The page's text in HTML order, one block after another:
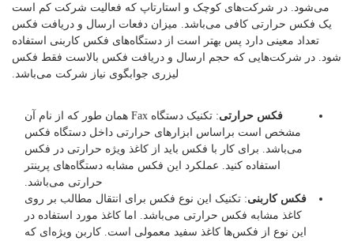
می‌شود. در شرکت‌های کوچک و استارتاپ که فعالیت شرکت کم است
یک فکس حرارتی کافی می‌باشد. میزان دفعات ارسال و دریافت فکس
تعداد معینی دارد پس بهتر است از دستگاه‌های فکس کاربنی استفاده
شود. در شرکت‌هایی که حجم ارسال و دریافت فکس بالاست فقط فکس
لیزری جوابگوی نیاز شرکت می‌باشد.
فکس حرارتی
: تکنیک دستگاه Fax همان طور که از نام آن
مشخص است براساس ابزارهای حرارتی داخل دستگاه فکس
می‌باشد. برای کار با فکس باید از کاغذ ویژه حرارتی در فکس
استفاده کنید. عملکرد این فکس مشابه دستگاه‌های پرینتر
حرارتی می‌باشد.
فکس کاربنی: تکنیک این نوع فکس برای انتقال مطالب بر روی
کاغذ مشابه فکس حرارتی می‌باشد. اما کاغذ مورد استفاده در
این نوع از فکس‌ها کاغذ سفید معمولی است. کاربن ویژه‌‎ای که